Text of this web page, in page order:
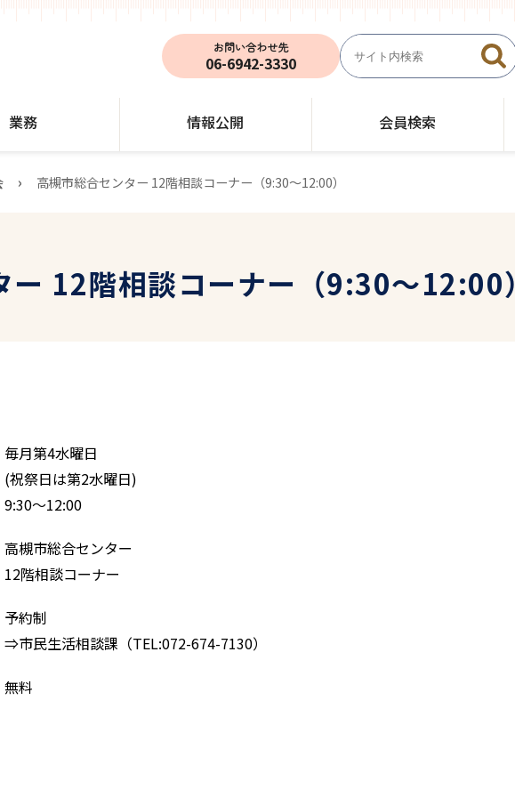
お問い合わせ先
06-6942-3330
業務 情報公開 会員検索
› 高槻市総合センター 12階相談コーナー（9:30～12:00）
ー 12階相談コーナー（9:30～12:00）
毎月第4水曜日
(祝祭日は第2水曜日)
9:30～12:00
高槻市総合センター
12階相談コーナー
予約制
⇒市民生活相談課（TEL:072-674-7130）
無料